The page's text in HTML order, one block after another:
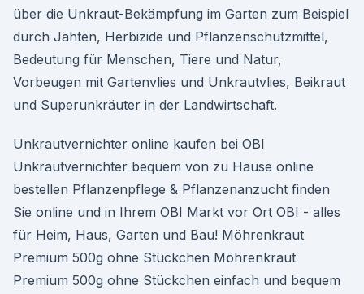
über die Unkraut-Bekämpfung im Garten zum Beispiel
durch Jähten, Herbizide und Pflanzenschutzmittel,
Bedeutung für Menschen, Tiere und Natur,
Vorbeugen mit Gartenvlies und Unkrautvlies, Beikraut
und Superunkräuter in der Landwirtschaft.
Unkrautvernichter online kaufen bei OBI
Unkrautvernichter bequem von zu Hause online
bestellen Pflanzenpflege & Pflanzenanzucht finden
Sie online und in Ihrem OBI Markt vor Ort OBI - alles
für Heim, Haus, Garten und Bau! Möhrenkraut
Premium 500g ohne Stückchen Möhrenkraut
Premium 500g ohne Stückchen einfach und bequem